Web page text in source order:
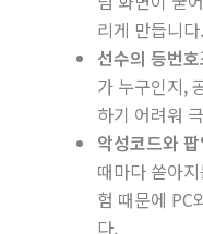
리게 만듭니다.
선수의 등번
가 누구인지,
하기 어려워
악성코드와
때마다 쏟아
험 때문에 PC
다.